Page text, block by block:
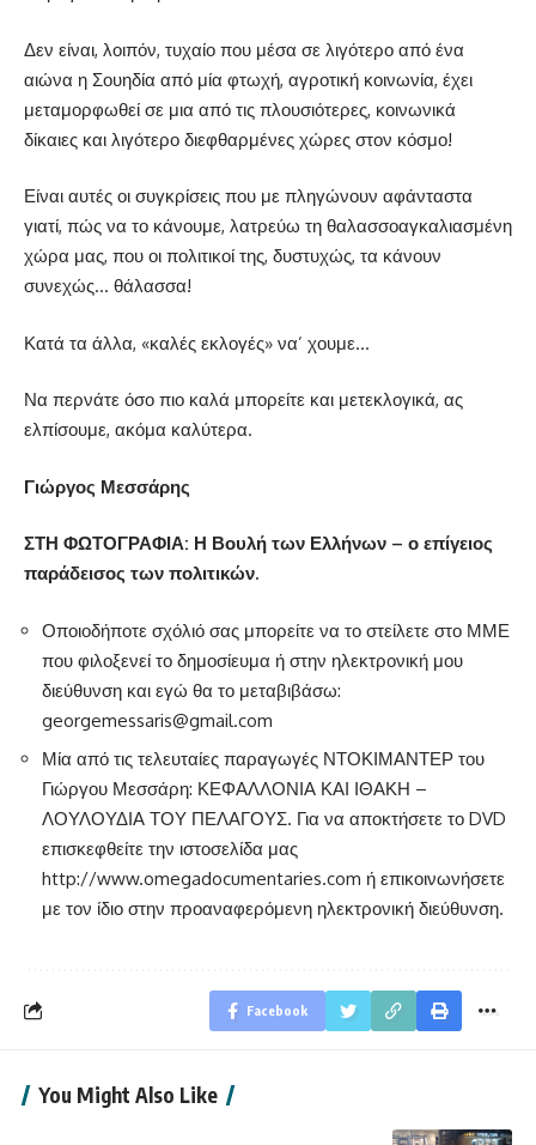
Δεν είναι, λοιπόν, τυχαίο που μέσα σε λιγότερο από ένα
αιώνα η Σουηδία από μία φτωχή, αγροτική κοινωνία, έχει
μεταμορφωθεί σε μια από τις πλουσιότερες, κοινωνικά
δίκαιες και λιγότερο διεφθαρμένες χώρες στον κόσμο!
Είναι αυτές οι συγκρίσεις που με πληγώνουν αφάνταστα
γιατί, πώς να το κάνουμε, λατρεύω τη θαλασσοαγκαλιασμένη
χώρα μας, που οι πολιτικοί της, δυστυχώς, τα κάνουν
συνεχώς… θάλασσα!
Κατά τα άλλα, «καλές εκλογές» να’ χουμε…
Να περνάτε όσο πιο καλά μπορείτε και μετεκλογικά, ας
ελπίσουμε, ακόμα καλύτερα.
Γιώργος Μεσσάρης
ΣΤΗ ΦΩΤΟΓΡΑΦΙΑ: Η Βουλή των Ελλήνων – ο επίγειος
παράδεισος των πολιτικών.
Οποιοδήποτε σχόλιό σας μπορείτε να το στείλετε στο ΜΜΕ
που φιλοξενεί το δημοσίευμα ή στην ηλεκτρονική μου
διεύθυνση και εγώ θα το μεταβιβάσω:
georgemessaris@gmail.com
Μία από τις τελευταίες παραγωγές ΝΤΟΚΙΜΑΝΤΕΡ του
Γιώργου Μεσσάρη: ΚΕΦΑΛΛΟΝΙΑ ΚΑΙ ΙΘΑΚΗ –
ΛΟΥΛΟΥΔΙΑ ΤΟΥ ΠΕΛΑΓΟΥΣ. Για να αποκτήσετε το DVD
επισκεφθείτε την ιστοσελίδα μας
http://www.omegadocumentaries.com ή επικοινωνήσετε
με τον ίδιο στην προαναφερόμενη ηλεκτρονική διεύθυνση.
Facebook
You Might Also Like